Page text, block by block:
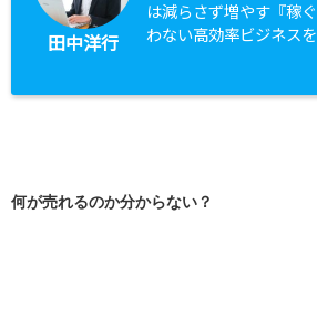
田中洋行
は減らさず増やす『稼
わない高効率ビジネスを
何が売れるのか分からない？